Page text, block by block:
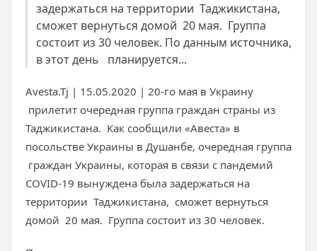
задержаться на территории Таджикистана,
сможет вернуться домой 20 мая. Группа
состоит из 30 человек. По данным источника,
в этот день планируется...
Avesta.Tj | 15.05.2020 | 20-го мая в Украину
прилетит очередная группа граждан страны из
Таджикистана. Как сообщили «Авеста» в
посольстве Украины в Душанбе, очередная группа
граждан Украины, которая в связи с пандемий
COVID-19 вынуждена была задержаться на
территории Таджикистана, сможет вернуться
домой 20 мая. Группа состоит из 30 человек.